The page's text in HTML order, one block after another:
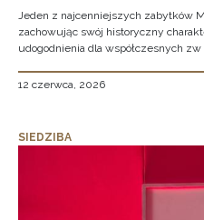
Jeden z najcenniejszych zabytków
zachowując swój historyczny
udogodnienia dla współczesnych zw
12 czerwca, 2026
SIEDZIBA